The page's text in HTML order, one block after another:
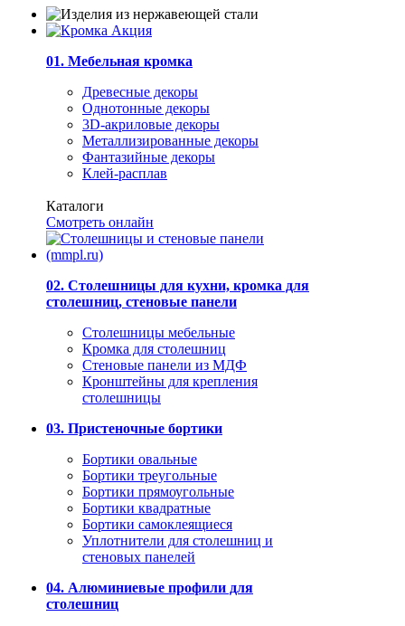
01. Мебельная кромка
Древесные декоры
Однотонные декоры
3D-акриловые декоры
Металлизированные декоры
Фантазийные декоры
Клей-расплав
Каталоги
Смотреть онлайн
02. Столешницы для кухни, кромка для
столешниц, стеновые панели
Столешницы мебельные
Кромка для столешниц
Стеновые панели из МДФ
Кронштейны для крепления
столешницы
03. Пристеночные бортики
Бортики овальные
Бортики треугольные
Бортики прямоугольные
Бортики квадратные
Бортики самоклеящиеся
Уплотнители для столешниц и
стеновых панелей
04. Алюминиевые профили для
столешниц